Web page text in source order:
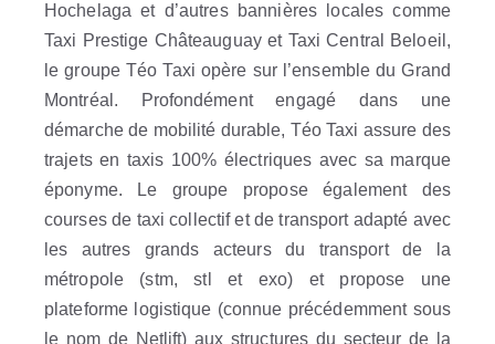
Hochelaga et d’autres bannières locales comme
Taxi Prestige Châteauguay et Taxi Central Beloeil,
le groupe Téo Taxi opère sur l’ensemble du Grand
Montréal. Profondément engagé dans une
démarche de mobilité durable, Téo Taxi assure des
trajets en taxis 100% électriques avec sa marque
éponyme. Le groupe propose également des
courses de taxi collectif et de transport adapté avec
les autres grands acteurs du transport de la
métropole (stm, stl et exo) et propose une
plateforme logistique (connue précédemment sous
le nom de Netlift) aux structures du secteur de la